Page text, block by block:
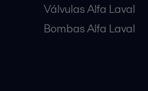
Válvulas Alfa Laval
Bombas Alfa Laval